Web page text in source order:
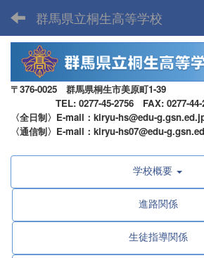
群馬県立桐生高等学校
〒376-0025 群馬県桐生市美原町1-39
TEL: 0277-45-2756 FAX: 0277-44-
〈全日制〉E-mail：kiryu-hs@edu-
〈通信制〉E-mail：kiryu-hs07@edu-
学校概要
進路関係
生徒指導関係